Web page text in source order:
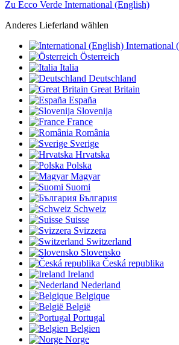
Zu Ecco Verde International (English)
Anderes Lieferland wählen
International
Österreich
Italia
Deutschland
Great Britain
España
Slovenija
France
România
Sverige
Hrvatska
Polska
Magyar
Suomi
България
Schweiz
Suisse
Svizzera
Switzerland
Slovensko
Česká republika
Ireland
Nederland
Belgique
België
Portugal
Belgien
Norge